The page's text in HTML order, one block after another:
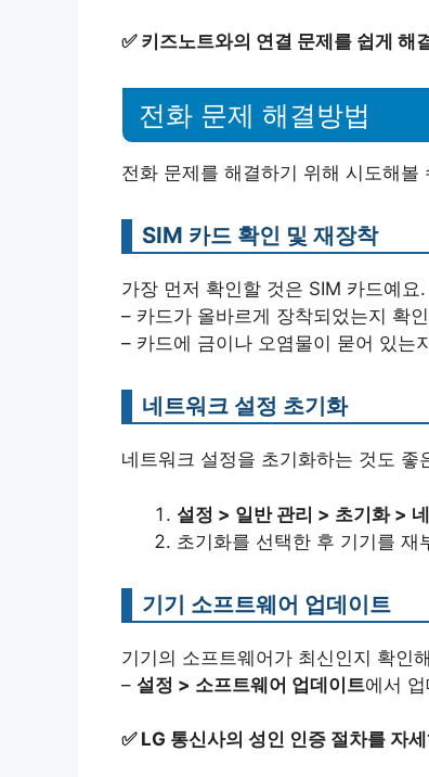
✅ 키즈노트와의 연결 문제를 쉽게 해
전화 문제 해결방법
전화 문제를 해결하기 위해 시도해
SIM 카드 확인 및 재장착
가장 먼저 확인할 것은 SIM 카드예요.
– 카드가 올바르게 장착되었는지 확
– 카드에 금이나 오염물이 묻어 있는
네트워크 설정 초기화
네트워크 설정을 초기화하는 것도
설정 > 일반 관리 > 초기화 >
초기화를 선택한 후 기기를 재
기기 소프트웨어 업데이트
기기의 소프트웨어가 최신인지 확인
– 설정 > 소프트웨어 업데이트에서
✅ LG 통신사의 성인 인증 절차를 자